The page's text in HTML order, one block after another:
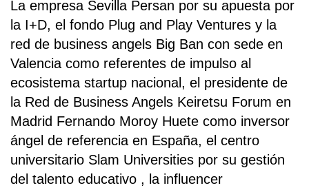
La empresa Sevilla Persan por su apuesta por
la I+D, el fondo Plug and Play Ventures y la
red de business angels Big Ban con sede en
Valencia como referentes de impulso al
ecosistema startup nacional, el presidente de
la Red de Business Angels Keiretsu Forum en
Madrid Fernando Moroy Huete como inversor
ángel de referencia en España, el centro
universitario Slam Universities por su gestión
del talento educativo , la influencer